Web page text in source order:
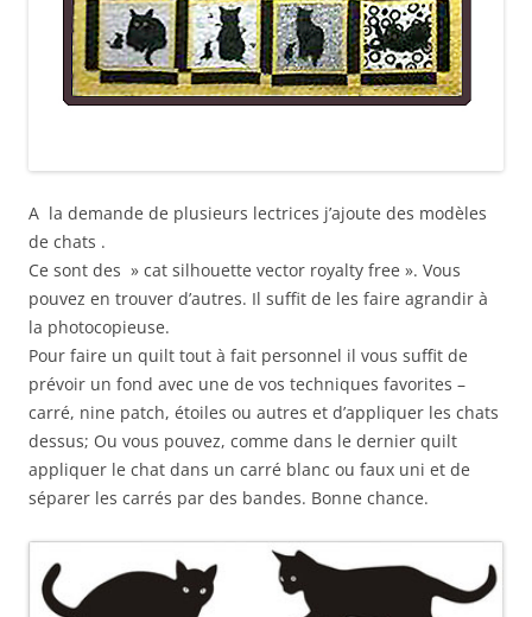
A la demande de plusieurs lectrices j’ajoute des modèles
de chats .
Ce sont des » cat silhouette vector royalty free ». Vous
pouvez en trouver d’autres. Il suffit de les faire agrandir à
la photocopieuse.
Pour faire un quilt tout à fait personnel il vous suffit de
prévoir un fond avec une de vos techniques favorites –
carré, nine patch, étoiles ou autres et d’appliquer les chats
dessus; Ou vous pouvez, comme dans le dernier quilt
appliquer le chat dans un carré blanc ou faux uni et de
séparer les carrés par des bandes. Bonne chance.